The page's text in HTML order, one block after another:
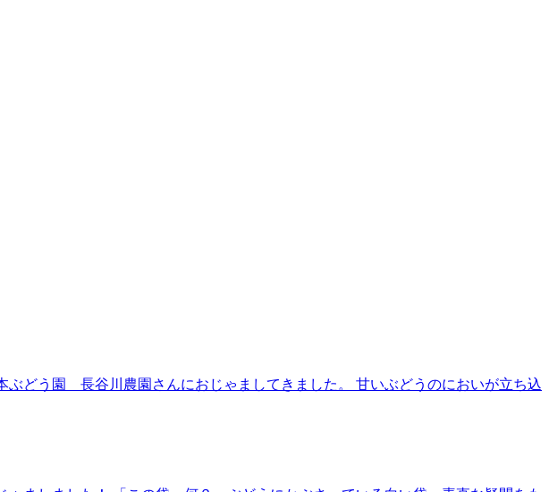
ぶどう園 長谷川農園さんにおじゃましてきました。 甘いぶどうのにおいが立ち込